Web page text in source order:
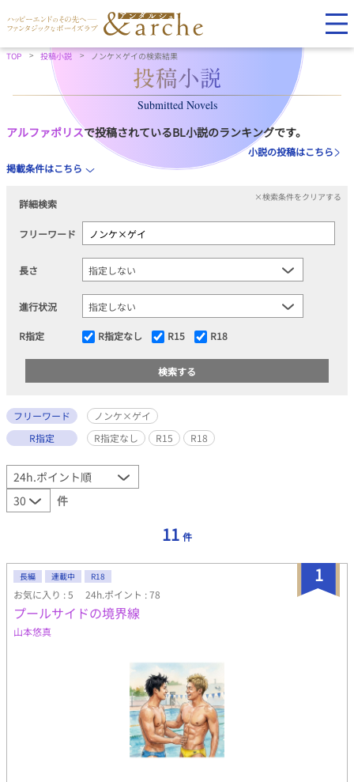
TOP 投稿小説 ノンケ×ゲイの検索結果
Submitted Novels
アルファポリスで投稿されているBL小説のランキングです。
小説の投稿はこちら
掲載条件はこちら
詳細検索
×検索条件をクリアする
フリーワード
長さ
進行状況
R指定 R指定なし R15 R18
フリーワード
ノンケ×ゲイ
R指定
R指定なし R15 R18
件
11 件
1
長編 連載中 R18
お気に入り : 5 24h.ポイント : 78
プールサイドの境界線
山本悠真